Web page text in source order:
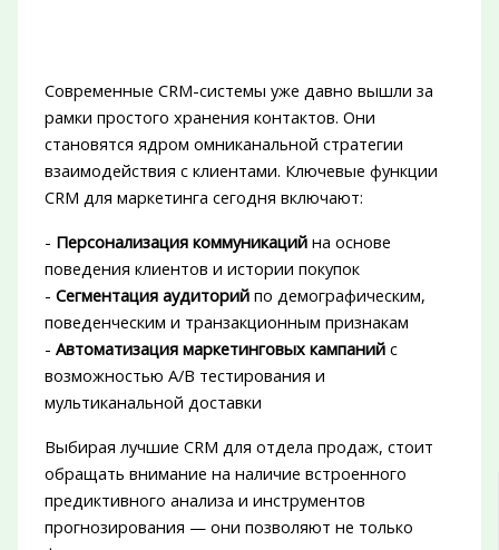
Современные CRM-системы уже давно вышли за
рамки простого хранения контактов. Они
становятся ядром омниканальной стратегии
взаимодействия с клиентами. Ключевые функции
CRM для маркетинга сегодня включают:
- Персонализация коммуникацийна основе
поведения клиентов и истории покупок
- Сегментация аудиторийпо демографическим,
поведенческим и транзакционным признакам
- Автоматизация маркетинговых кампанийс
возможностью A/B тестирования и
мультиканальной доставки
Выбирая лучшие CRM для отдела продаж, стоит
обращать внимание на наличие встроенного
предиктивного анализа и инструментов
прогнозирования — они позволяют не только